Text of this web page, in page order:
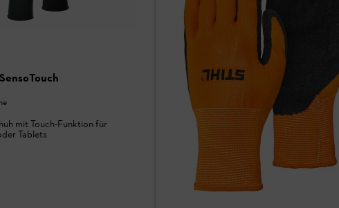
mit Touch-Funktion für
Tablets